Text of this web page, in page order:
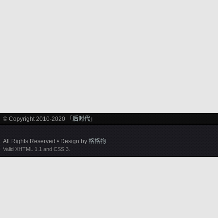
© Copyright 2010-2020 「 后时代 」
All Rights Reserved • Design by 格格物.
Valid XHTML 1.1 and CSS 3.